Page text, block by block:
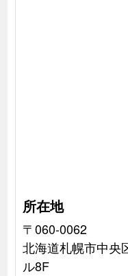
所在地
〒060-0062
北海道札幌市中央
ル8F